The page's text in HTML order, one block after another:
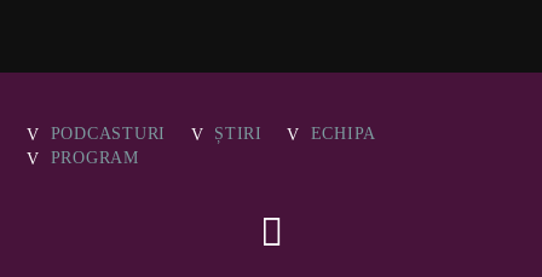
PODCASTURI ȘTIRI
ECHIPA
PROGRAM